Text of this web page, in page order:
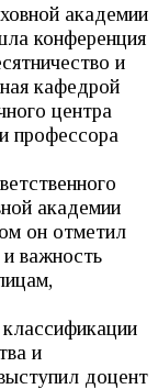
академии
конференция
и
кафедрой
центра
профессора
академии
он отметил
важность
и
доцент